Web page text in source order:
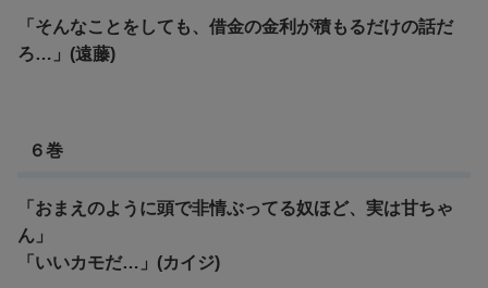
「そんなことをしても、借金の金利が積もるだけの話だ
ろ…」(遠藤)
６巻
「おまえのように頭で非情ぶってる奴ほど、実は甘ちゃ
ん」
「いいカモだ…」(カイジ)